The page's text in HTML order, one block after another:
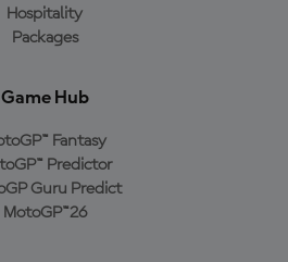
Hospitality
Packages
Game Hub
Fantasy
Predictor
Guru Predict
MotoGP™26